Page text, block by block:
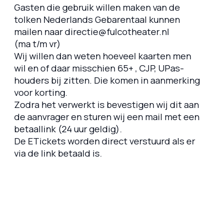
Gasten die gebruik willen maken van de
tolken Nederlands Gebarentaal kunnen
mailen naar directie@fulcotheater.nl
(ma t/m vr)
Wij willen dan weten hoeveel kaarten men
wil en of daar misschien 65+ , CJP, UPas-
houders bij zitten. Die komen in aanmerking
voor korting.
Zodra het verwerkt is bevestigen wij dit aan
de aanvrager en sturen wij een mail met een
betaallink (24 uur geldig).
De ETickets worden direct verstuurd als er
via de link betaald is.